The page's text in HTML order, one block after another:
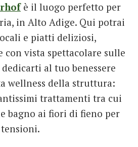
è il luogo perfetto per
in Alto Adige. Qui potrai
e piatti deliziosi,
con vista spettacolare sulle
al tuo benessere
wellness della struttura:
trattamenti tra cui
bagno ai fiori di fieno per